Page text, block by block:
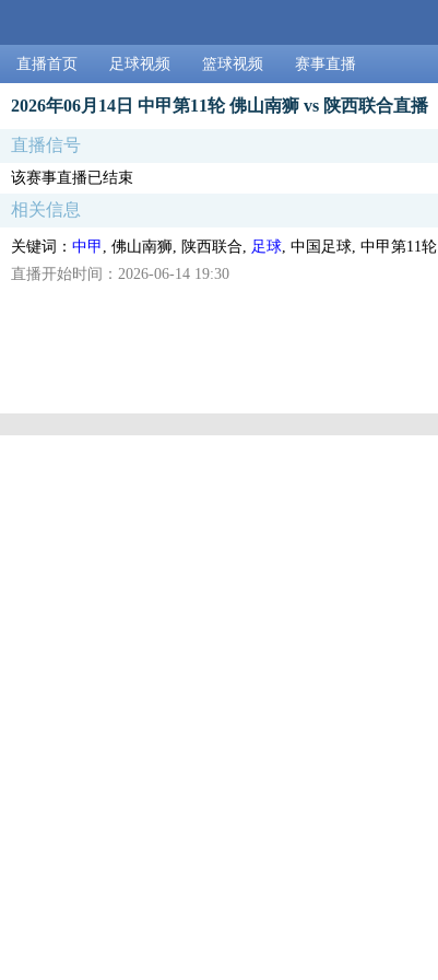
直播首页 足球视频 篮球视频 赛事直播
2026年06月14日 中甲第11轮 佛山南狮 vs 陕西联合直播
直播信号
该赛事直播已结束
相关信息
关键词： 中甲 , 佛山南狮, 陕西联合, 足球 , 中国足球, 中甲第11轮
直播开始时间：2026-06-14 19:30